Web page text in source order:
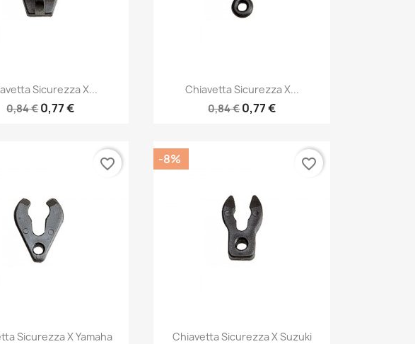
Anteprima
Sicurezza X...
0,84 €0,77 €
Anteprima
Chiavetta Sicurezza X...
0,84 €0,77 €
Anteprima
Sicurezza X Yamaha
favorite_border
Anteprima
Chiavetta Sicurezza X Suzuki
-8% favorite_border